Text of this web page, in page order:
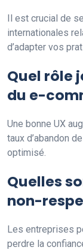
Il est crucial de
internationales
d’adapter vos
Quel rôle
du e-
Une bonne UX
taux d’abandon
optimisé.
Quelles
non-
Les entreprises
perdre la